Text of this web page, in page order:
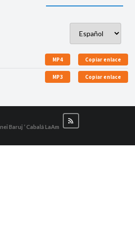
MP4 Copiar enlace
MP3 Copiar enlace
Baruj ‘ Cabalá LaAm